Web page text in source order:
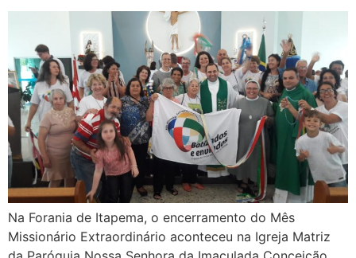
Na Forania de Itapema, o encerramento do Mês
Missionário Extraordinário aconteceu na Igreja Matriz